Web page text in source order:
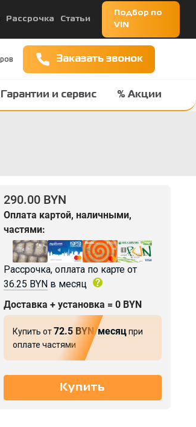
Рассрочка Статьи
Подбор по
VIN
Заказать звонок
Гарантии и сервис % Акции
290.00 BYN
Оплата картой, наличными,
частями:
Рассрочка, оплата по карте от
36.25 BYNв месяц
Доставка + установка = 0 BYN
Купить от72.5 BYN/месяцпри
оплате частями